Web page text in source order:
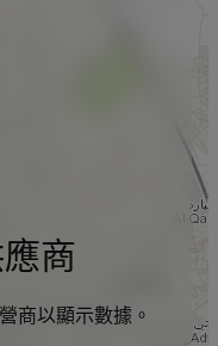
商
商以顯示數據。